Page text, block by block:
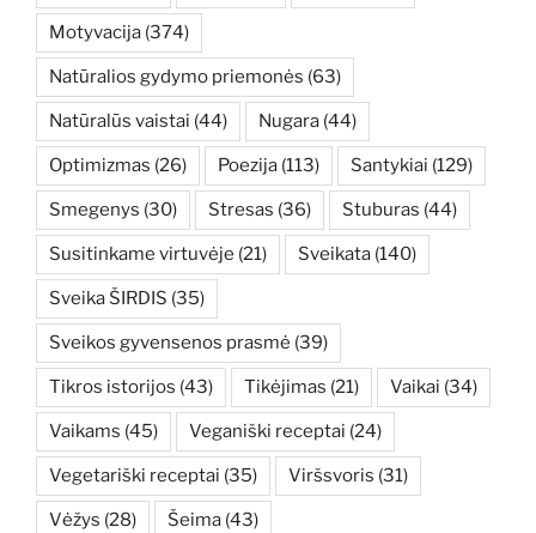
Motyvacija (374)
Natūralios gydymo priemonės (63)
Natūralūs vaistai (44) Nugara (44)
Optimizmas (26) Poezija (113) Santykiai (129)
Smegenys (30) Stresas (36) Stuburas (44)
Susitinkame virtuvėje (21) Sveikata (140)
Sveika ŠIRDIS (35)
Sveikos gyvensenos prasmė (39)
Tikros istorijos (43) Tikėjimas (21) Vaikai (34)
Vaikams (45) Veganiški receptai (24)
Vegetariški receptai (35) Viršsvoris (31)
Vėžys (28) Šeima (43)